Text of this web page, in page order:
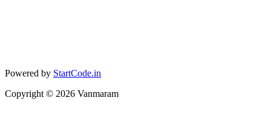
Powered by StartCode.in
Copyright © 2026 Vanmaram